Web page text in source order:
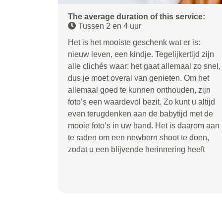
The average duration of this service:
Tussen 2 en 4 uur
Het is het mooiste geschenk wat er is:
nieuw leven, een kindje. Tegelijkertijd zijn
alle clichés waar: het gaat allemaal zo snel,
dus je moet overal van genieten. Om het
allemaal goed te kunnen onthouden, zijn
foto’s een waardevol bezit. Zo kunt u altijd
even terugdenken aan de babytijd met de
mooie foto’s in uw hand. Het is daarom aan
te raden om een newborn shoot te doen,
zodat u een blijvende herinnering heeft